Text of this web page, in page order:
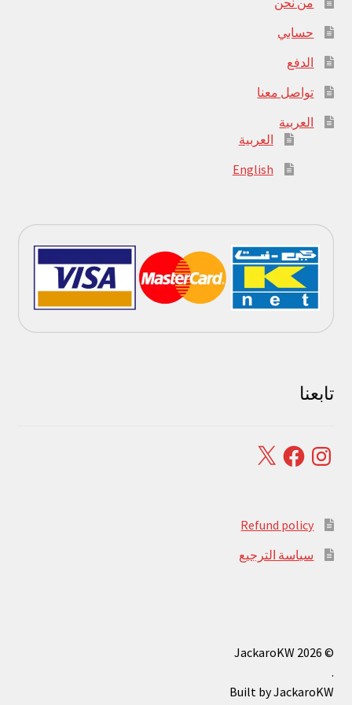
حسابي
الدفع
تواصل معنا
العربية
العربية
English
تابعنا
Instagram
Facebook
X
Refund policy
سياسة الترجيع
© JackaroKW 2026
.